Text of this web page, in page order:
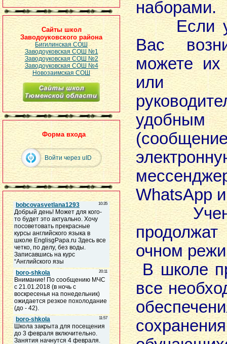
Сайты школ
Заводоуковского района
Бигилинская СОШ
Заводоуковская СОШ №1
Заводоуковская СОШ №2
Заводоуковская СОШ №4
Новозаимская СОШ
Форма входа
Войти через uID
наборами.
Если у
Вас
можете их
или
WhatsApp
очном
В школе
все